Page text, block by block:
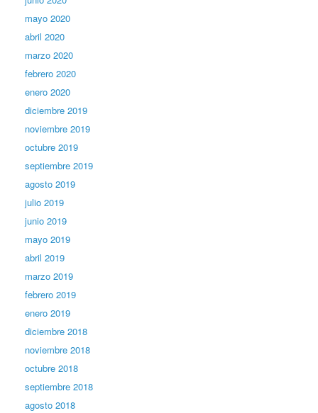
mayo 2020
abril 2020
marzo 2020
febrero 2020
enero 2020
diciembre 2019
noviembre 2019
octubre 2019
septiembre 2019
agosto 2019
julio 2019
junio 2019
mayo 2019
abril 2019
marzo 2019
febrero 2019
enero 2019
diciembre 2018
noviembre 2018
octubre 2018
septiembre 2018
agosto 2018